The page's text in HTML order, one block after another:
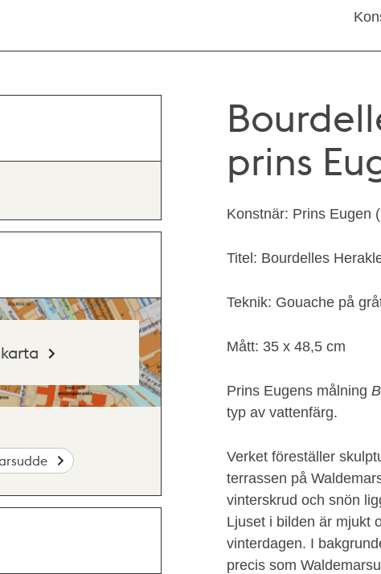
prins
Konstnär: Prins Eugen
Titel: Bourdelles
Teknik: Gouache på
Mått: 35 x 48,5 cm
Prins Eugens målning
typ av vattenfärg.
Verket föreställer
terrassen på
vinterskrud och snön
Ljuset i bilden är mjukt
vinterdagen. I
precis som